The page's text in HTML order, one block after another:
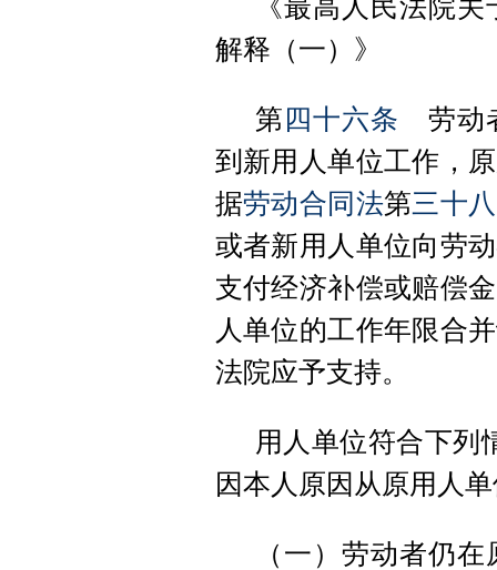
《最高人民法院
解释（一）》
第 四十六条 劳动
到新用人单位工作，
据劳动合同法第三十
或者新用人单位向劳
支付经济补偿或赔偿
人单位的工作年限合
法院应予支持。
用人单位符合下列
因本人原因从原用人
（一）劳动者仍